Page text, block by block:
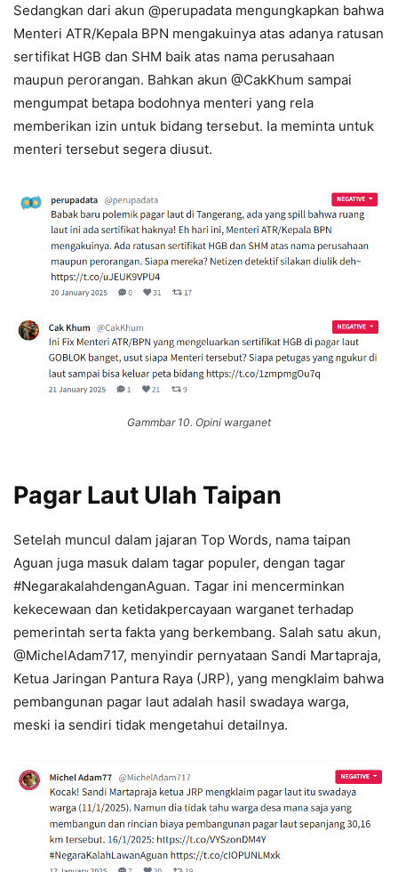
Sedangkan dari akun @perupadata mengungkapkan bahwa
Menteri ATR/Kepala BPN mengakuinya atas adanya ratusan
sertifikat HGB dan SHM baik atas nama perusahaan
maupun perorangan. Bahkan akun @CakKhum sampai
mengumpat betapa bodohnya menteri yang rela
memberikan izin untuk bidang tersebut. Ia meminta untuk
menteri tersebut segera diusut.
Gammbar 10. Opini warganet
Pagar Laut Ulah Taipan
Setelah muncul dalam jajaran Top Words, nama taipan
Aguan juga masuk dalam tagar populer, dengan tagar
#NegarakalahdenganAguan. Tagar ini mencerminkan
kekecewaan dan ketidakpercayaan warganet terhadap
pemerintah serta fakta yang berkembang. Salah satu akun,
@MichelAdam717, menyindir pernyataan Sandi Martapraja,
Ketua Jaringan Pantura Raya (JRP), yang mengklaim bahwa
pembangunan pagar laut adalah hasil swadaya warga,
meski ia sendiri tidak mengetahui detailnya.